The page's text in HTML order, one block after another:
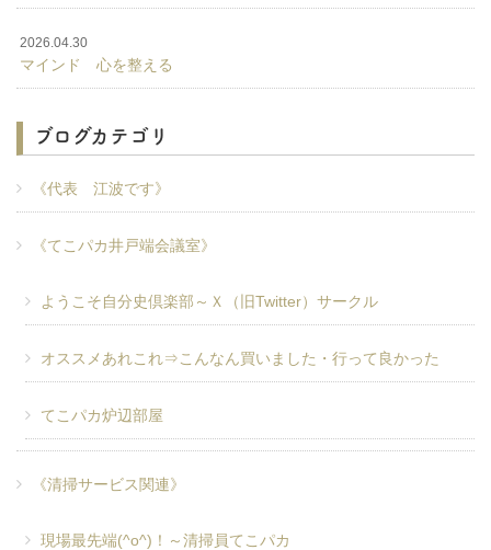
2026.04.30
マインド 心を整える
ブログカテゴリ
《代表 江波です》
《てこパカ井戸端会議室》
ようこそ自分史倶楽部～Ｘ（旧Twitter）サークル
オススメあれこれ⇒こんなん買いました・行って良かった
てこパカ炉辺部屋
《清掃サービス関連》
現場最先端(^o^)！～清掃員てこパカ